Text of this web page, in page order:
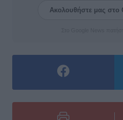
Ακολουθήστε μας